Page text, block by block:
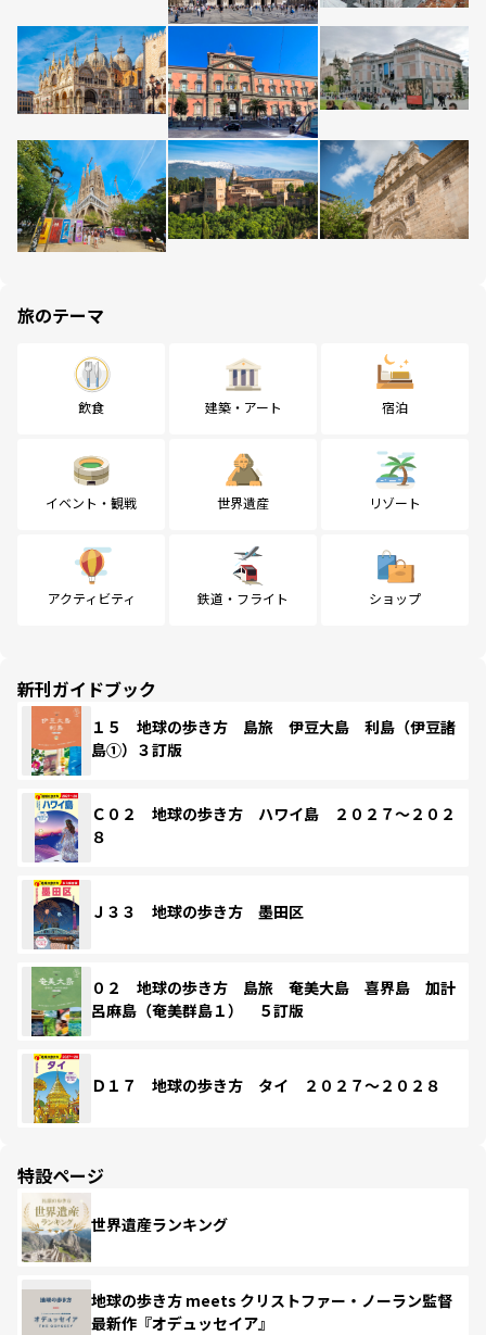
旅のテーマ
飲食 建築・アート 宿泊
イベント・観戦 世界遺産 リゾート
アクティビティ 鉄道・フライト ショップ
新刊ガイドブック
１５ 地球の歩き方 島旅 伊豆大島 利島（伊豆諸
島①）３訂版
Ｃ０２ 地球の歩き方 ハワイ島 ２０２７～２０２
８
Ｊ３３ 地球の歩き方 墨田区
０２ 地球の歩き方 島旅 奄美大島 喜界島 加計
呂麻島（奄美群島１） ５訂版
Ｄ１７ 地球の歩き方 タイ ２０２７～２０２８
特設ページ
世界遺産ランキング
地球の歩き方 meets クリストファー・ノーラン監督
最新作『オデュッセイア』